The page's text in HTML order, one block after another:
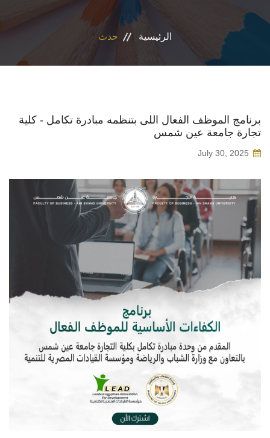
الاستدامة
الرئيسية حدث
برنامج الموظف الفعال اللى بتنظمه مبادرة تكامل - كلية
تجارة جامعة عين شمس
July 30, 2025